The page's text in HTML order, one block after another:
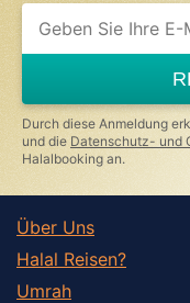
If
you
ignore
this
field
Durch diese Anmeldung
und die Datenschutz- und
Halalbooking an.
Über Uns
Halal Reisen?
Umrah